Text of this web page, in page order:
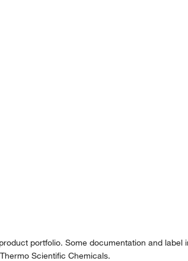
portfolio. Some documentation and
Scientific Chemicals.